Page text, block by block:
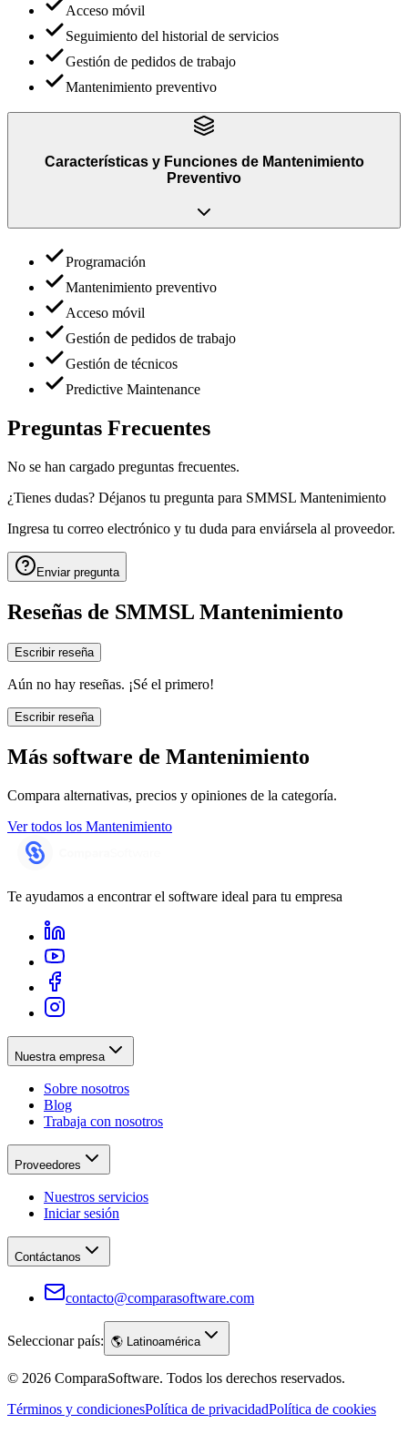
Acceso móvil
Seguimiento del historial de servicios
Gestión de pedidos de trabajo
Mantenimiento preventivo
Características y Funciones de Mantenimiento
Preventivo
Programación
Mantenimiento preventivo
Acceso móvil
Gestión de pedidos de trabajo
Gestión de técnicos
Predictive Maintenance
Preguntas Frecuentes
No se han cargado preguntas frecuentes.
¿Tienes dudas? Déjanos tu pregunta para SMMSL Mantenimiento
Ingresa tu correo electrónico y tu duda para enviársela al proveedor.
Enviar pregunta
Reseñas de SMMSL Mantenimiento
Escribir reseña
Aún no hay reseñas. ¡Sé el primero!
Escribir reseña
Más software de Mantenimiento
Compara alternativas, precios y opiniones de la categoría.
Ver todos los Mantenimiento
Te ayudamos a encontrar el software ideal para tu empresa
Nuestra empresa
Sobre nosotros
Blog
Trabaja con nosotros
Proveedores
Nuestros servicios
Iniciar sesión
Contáctanos
contacto@comparasoftware.com
Seleccionar país: 🌎 Latinoamérica
© 2026 ComparaSoftware. Todos los derechos reservados.
Términos y condicionesPolítica de privacidadPolítica de cookies